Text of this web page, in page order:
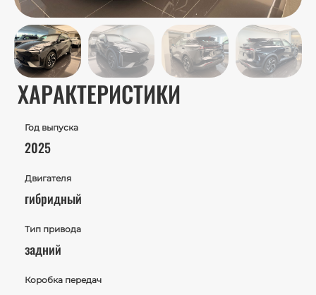
ХАРАКТЕРИСТИКИ
Год выпуска
2025
Двигателя
гибридный
Тип привода
задний
Коробка передач